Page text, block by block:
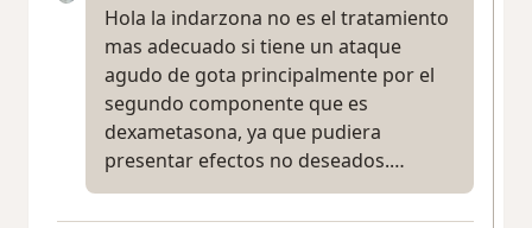
Hola la indarzona no es el tratamiento
mas adecuado si tiene un ataque
agudo de gota principalmente por el
segundo componente que es
dexametasona, ya que pudiera
presentar efectos no deseados.…